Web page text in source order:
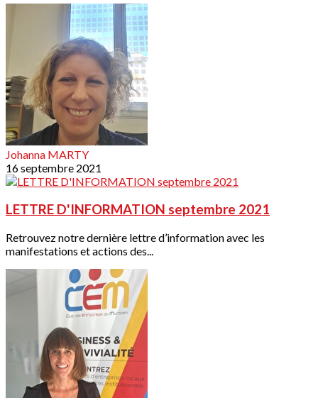
Johanna MARTY
16 septembre 2021
LETTRE D'INFORMATION septembre 2021
Retrouvez notre dernière lettre d’information avec les
manifestations et actions des...